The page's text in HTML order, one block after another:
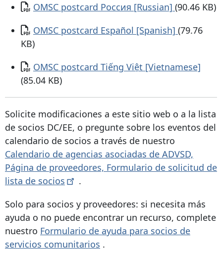
Documento
OMSC postcard Россия [Russian] (90.46 KB)
Documento
OMSC postcard Español [Spanish] (79.76
KB)
Documento
OMSC postcard Tiếng Việt [Vietnamese]
(85.04 KB)
Solicite modificaciones a este sitio web o a la lista
de socios DC/EE, o pregunte sobre los eventos del
calendario de socios a través de nuestro
Calendario de agencias asociadas de ADVSD,
Página de proveedores, Formulario de solicitud de
lista de socios
.
Solo para socios y proveedores: si necesita más
ayuda o no puede encontrar un recurso, complete
nuestro Formulario de ayuda para socios de
servicios comunitarios .